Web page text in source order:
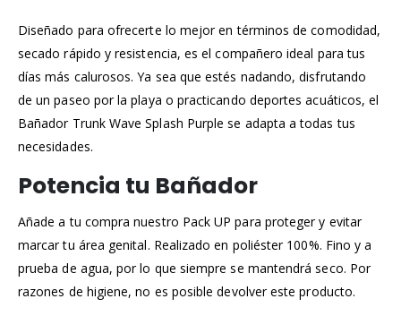
Diseñado para ofrecerte lo mejor en términos de comodidad,
secado rápido y resistencia, es el compañero ideal para tus
días más calurosos. Ya sea que estés nadando, disfrutando
de un paseo por la playa o practicando deportes acuáticos, el
Bañador Trunk Wave Splash Purple se adapta a todas tus
necesidades.
Potencia tu Bañador
Añade a tu compra nuestro Pack UP para proteger y evitar
marcar tu área genital. Realizado en poliéster 100%. Fino y a
prueba de agua, por lo que siempre se mantendrá seco. Por
razones de higiene, no es posible devolver este producto.